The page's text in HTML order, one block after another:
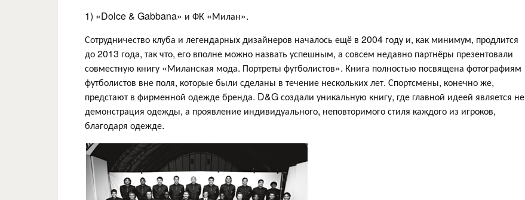
1) «Dolce & Gabbana» и ФК «Милан».
Сотрудничество клуба и легендарных дизайнеров началось ещё в 2004 году и, как минимум, продлится
до 2013 года, так что, его вполне можно назвать успешным, а совсем недавно партнёры презентовали
совместную книгу «Миланская мода. Портреты футболистов». Книга полностью посвящена фотографиям
футболистов вне поля, которые были сделаны в течение нескольких лет. Спортсмены, конечно же,
предстают в фирменной одежде бренда. D&G создали уникальную книгу, где главной идеей является не
демонстрация одежды, а проявление индивидуального, неповторимого стиля каждого из игроков,
благодаря одежде.